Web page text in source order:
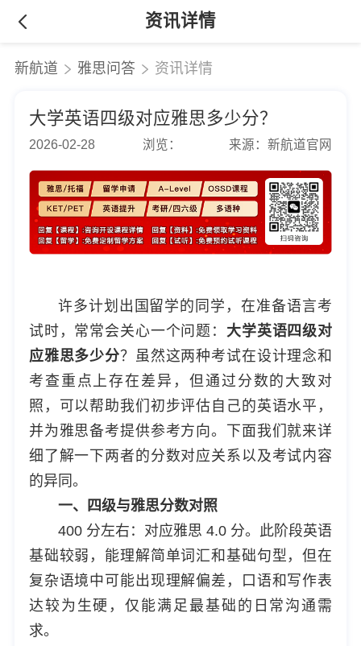
资讯详情
新航道 雅思问答 资讯详情
大学英语四级对应雅思多少分？
2026-02-28 浏览： 来源：新航道官网
许多计划出国留学的同学，在准备语言考
试时，常常会关心一个问题： 大学英语四级对
应雅思多少分？虽然这两种考试在设计理念和
考查重点上存在差异，但通过分数的大致对
照，可以帮助我们初步评估自己的英语水平，
并为雅思备考提供参考方向。下面我们就来详
细了解一下两者的分数对应关系以及考试内容
的异同。
一、四级与雅思分数对照
400 分左右：对应雅思 4.0 分。此阶段英语
基础较弱，能理解简单词汇和基础句型，但在
复杂语境中可能出现理解偏差，口语和写作表
达较为生硬，仅能满足最基础的日常沟通需
求。